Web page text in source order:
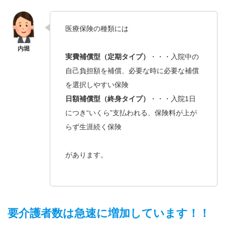
医療保険の種類には
実費補償型（定期タイプ）
・・・入院中の
自己負担額を補償、必要な時に必要な補償
を選択しやすい保険
日額補償型（終身タイプ）
・・・入院1日
につき“いくら”支払われる、保険料が上が
らず生涯続く保険
があります。
要介護者数は急速に増加しています！！